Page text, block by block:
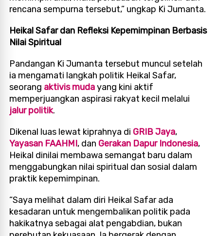
rencana sempurna tersebut,” ungkap Ki Jumanta.
Heikal Safar dan Refleksi Kepemimpinan Berbasis
Nilai Spiritual
Pandangan Ki Jumanta tersebut muncul setelah
ia mengamati langkah politik Heikal Safar,
seorang aktivis mudayang kini aktif
memperjuangkan aspirasi rakyat kecil melalui
jalur politik.
Dikenal luas lewat kiprahnya di GRIB Jaya,
Yayasan FAAHMI, dan Gerakan Dapur Indonesia,
Heikal dinilai membawa semangat baru dalam
menggabungkan nilai spiritual dan sosial dalam
praktik kepemimpinan.
“Saya melihat dalam diri Heikal Safar ada
kesadaran untuk mengembalikan politik pada
hakikatnya sebagai alat pengabdian, bukan